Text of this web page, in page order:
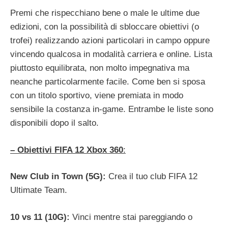
Premi che rispecchiano bene o male le ultime due
edizioni, con la possibilità di sbloccare obiettivi (o
trofei) realizzando azioni particolari in campo oppure
vincendo qualcosa in modalità carriera e online. Lista
piuttosto equilibrata, non molto impegnativa ma
neanche particolarmente facile. Come ben si sposa
con un titolo sportivo, viene premiata in modo
sensibile la costanza in-game. Entrambe le liste sono
disponibili dopo il salto.
– Obiettivi FIFA 12 Xbox 360:
New Club in Town (5G): Crea il tuo club FIFA 12
Ultimate Team.
10 vs 11 (10G): Vinci mentre stai pareggiando o